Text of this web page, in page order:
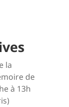
la
de
à 13h